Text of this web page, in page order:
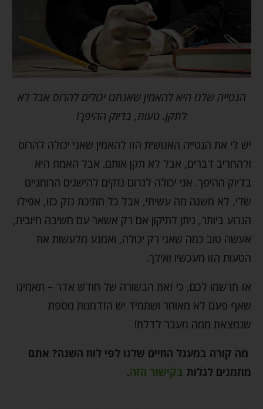
הנטייה שלנו היא להאמין שאנחנו יכולים להרוס אבל לא
לתקן. טעות, בדיוק ההיפך!
יש לי את הנטייה האנושית הזו להאמין שאני יכולה להרוס
ולהחריב דברים, אבל לא תקן אותם. אבל האמת היא
בדיוק ההיפך. אני יכולה לגרום נזקים להישגים הרוחניים
שלי, לא משנה מה עשיתי, אבל כל חתיכת נזק כזו, אפילו
הגרוע ביותר, ניתן לתיקון אם רק אשאר עם חשיבה חיובית,
אעשה טוב כמה שאני רק יכולה, ואמנע מלעשות את
הטעות הזו מעכשיו ואילך.
אז תרשמו לכם, כי זאת הבשורה של חודש אדר – תאמינו
שאף פעם לא מאוחר ושתמיד יש הזדמנות נוספת
שנמצאת ממה מעבר לדלת!
מה קורה במעגל החיים שלנו לפי לוח השנה? אתם
מוזמנים לגלות בקישור הזה.